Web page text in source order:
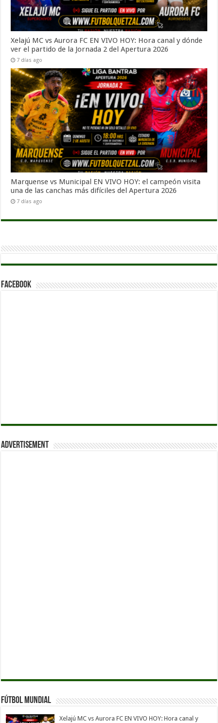
Xelajú MC vs Aurora FC EN VIVO HOY: Hora canal y dónde
ver el partido de la Jornada 2 del Apertura 2026
7 días ago
Marquense vs Municipal EN VIVO HOY: el campeón visita
una de las canchas más difíciles del Apertura 2026
7 días ago
Facebook
Advertisement
Fútbol Mundial
Xelajú MC vs Aurora FC EN VIVO HOY: Hora canal y